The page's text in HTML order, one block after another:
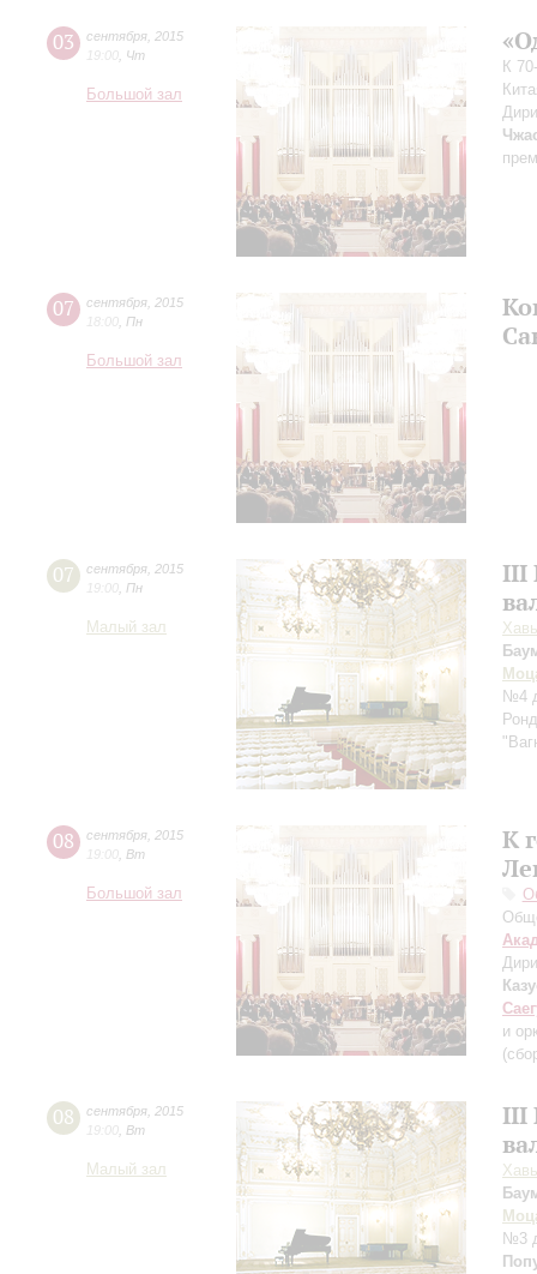
03 сентября 2015
19:00 Чт
Большой зал
К
07 сентября 2015
18:00 Пн
Большой зал
07 сентября 2015
19:00 Пн
Малый зал
III
№4
08 сентября 2015
19:00 Вт
Большой зал
К
и
08 сентября 2015
19:00 Вт
Малый зал
III
№3